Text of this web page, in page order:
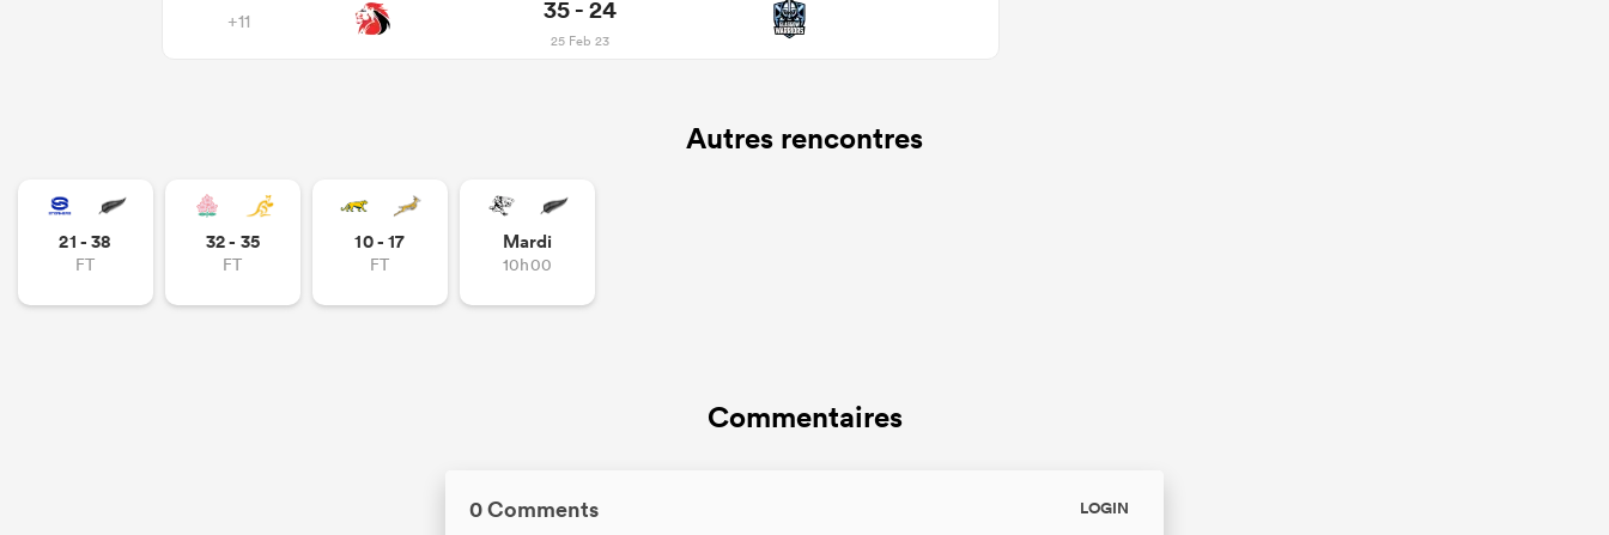
+11 35 - 24
25 Feb 23
Autres rencontres
21 - 38
FT
32 - 35
FT
10 - 17
FT
Mardi
10h00
Commentaires
0 Comments LOGIN